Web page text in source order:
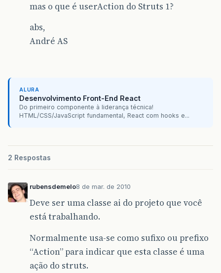
mas o que é userAction do Struts 1?
abs,
André AS
ALURA
Desenvolvimento Front-End React
Do primeiro componente à liderança técnica!
HTML/CSS/JavaScript fundamental, React com hooks e...
2 Respostas
rubensdemelo8 de mar. de 2010
Deve ser uma classe ai do projeto que você
está trabalhando.
Normalmente usa-se como sufixo ou prefixo
“Action” para indicar que esta classe é uma
ação do struts.